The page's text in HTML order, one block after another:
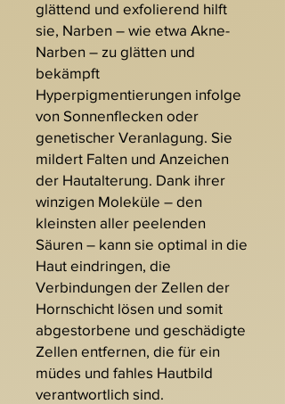
glättend und exfolierend hilft
sie, Narben – wie etwa Akne-
Narben – zu glätten und
bekämpft
Hyperpigmentierungen infolge
von Sonnenflecken oder
genetischer Veranlagung. Sie
mildert Falten und Anzeichen
der Hautalterung. Dank ihrer
winzigen Moleküle – den
kleinsten aller peelenden
Säuren – kann sie optimal in die
Haut eindringen, die
Verbindungen der Zellen der
Hornschicht lösen und somit
abgestorbene und geschädigte
Zellen entfernen, die für ein
müdes und fahles Hautbild
verantwortlich sind.